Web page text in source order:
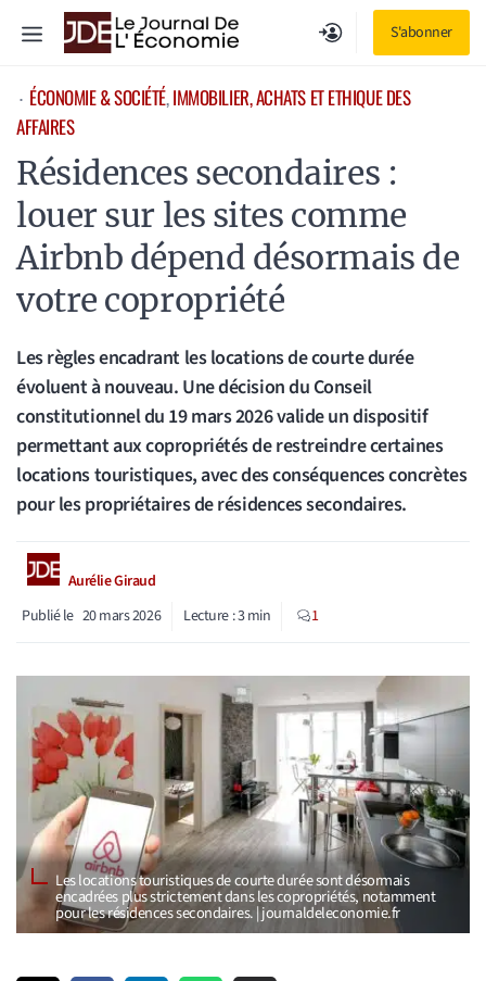
S'abonner
Menu
⋅ ÉCONOMIE & SOCIÉTÉ, IMMOBILIER, ACHATS ET ETHIQUE DES
AFFAIRES
Résidences secondaires :
louer sur les sites comme
Airbnb dépend désormais de
votre copropriété
Les règles encadrant les locations de courte durée
évoluent à nouveau. Une décision du Conseil
constitutionnel du 19 mars 2026 valide un dispositif
permettant aux copropriétés de restreindre certaines
locations touristiques, avec des conséquences concrètes
pour les propriétaires de résidences secondaires.
Aurélie Giraud
Publié le 20 mars 2026 Lecture :3min 1
Les locations touristiques de courte durée sont désormais
encadrées plus strictement dans les copropriétés, notamment
pour les résidences secondaires. | journaldeleconomie.fr